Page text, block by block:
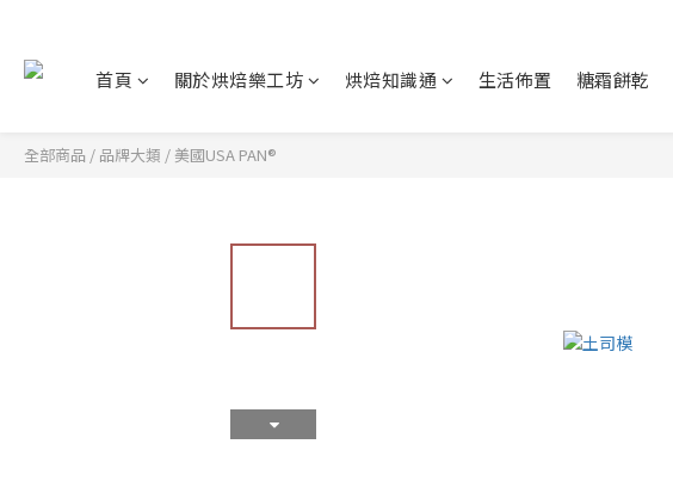
首頁 關於烘焙樂工坊 烘焙知識通 生活佈置 糖霜餅乾
全部商品 / 品牌大類 / 美國USA PAN®